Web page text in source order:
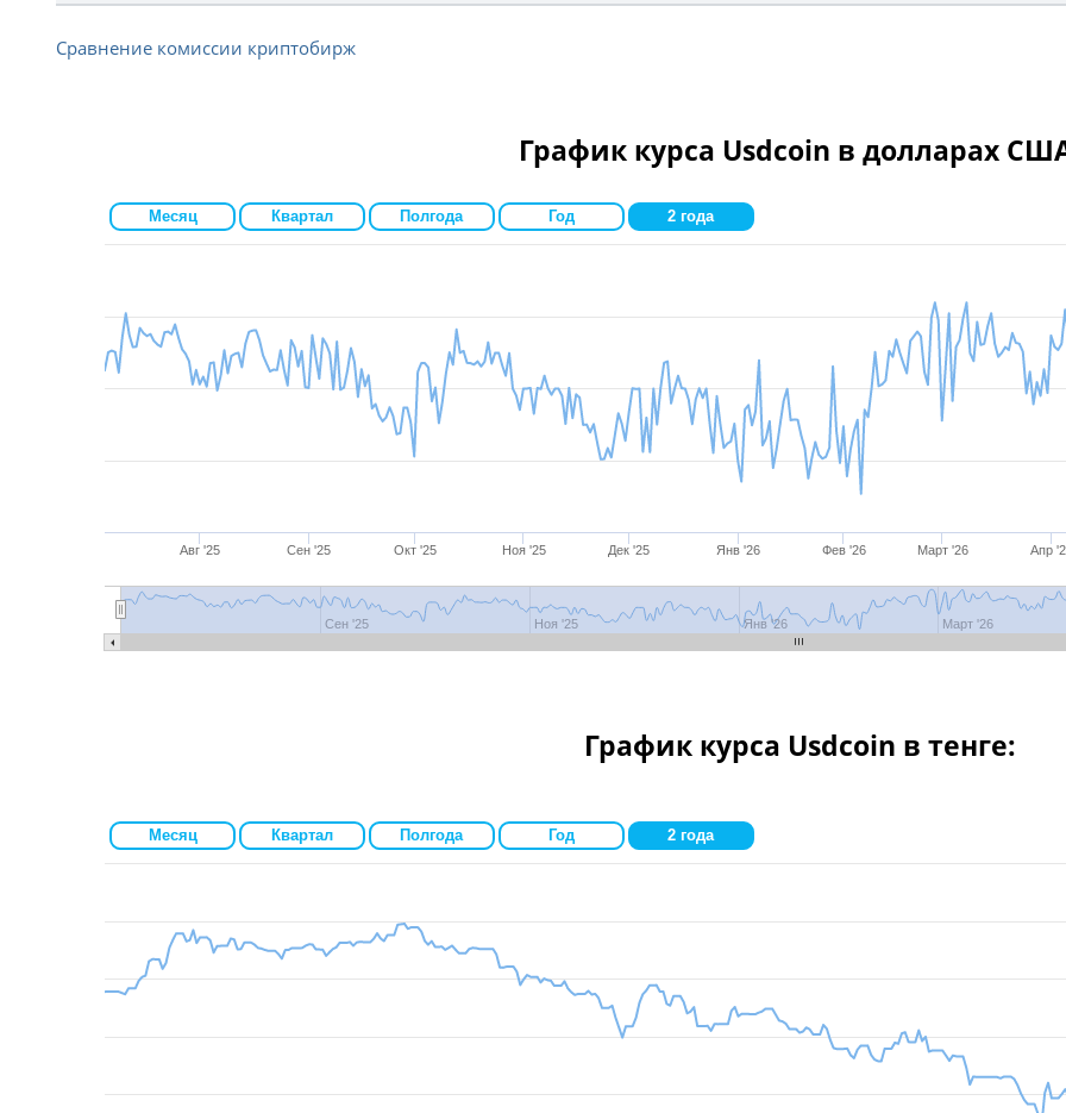
Сравнение комиссии криптобирж
График курса Usdcoin в долларах
Авг '25 Сен '25 Окт '25 Ноя '25 Дек '25 Янв '26 Фев '26 Март '26 Апр
Сен '25 Ноя '25 Янв '26 Март '26
Месяц Квартал Полгода Год 2 года
Июль '25 Авг '25 Сен '25 Окт '25 Ноя '25 Дек '25 Янв '26 Фев '26 Март '26 Апр
График курса Usdcoin в тенге:
Месяц Квартал Полгода Год 2 года